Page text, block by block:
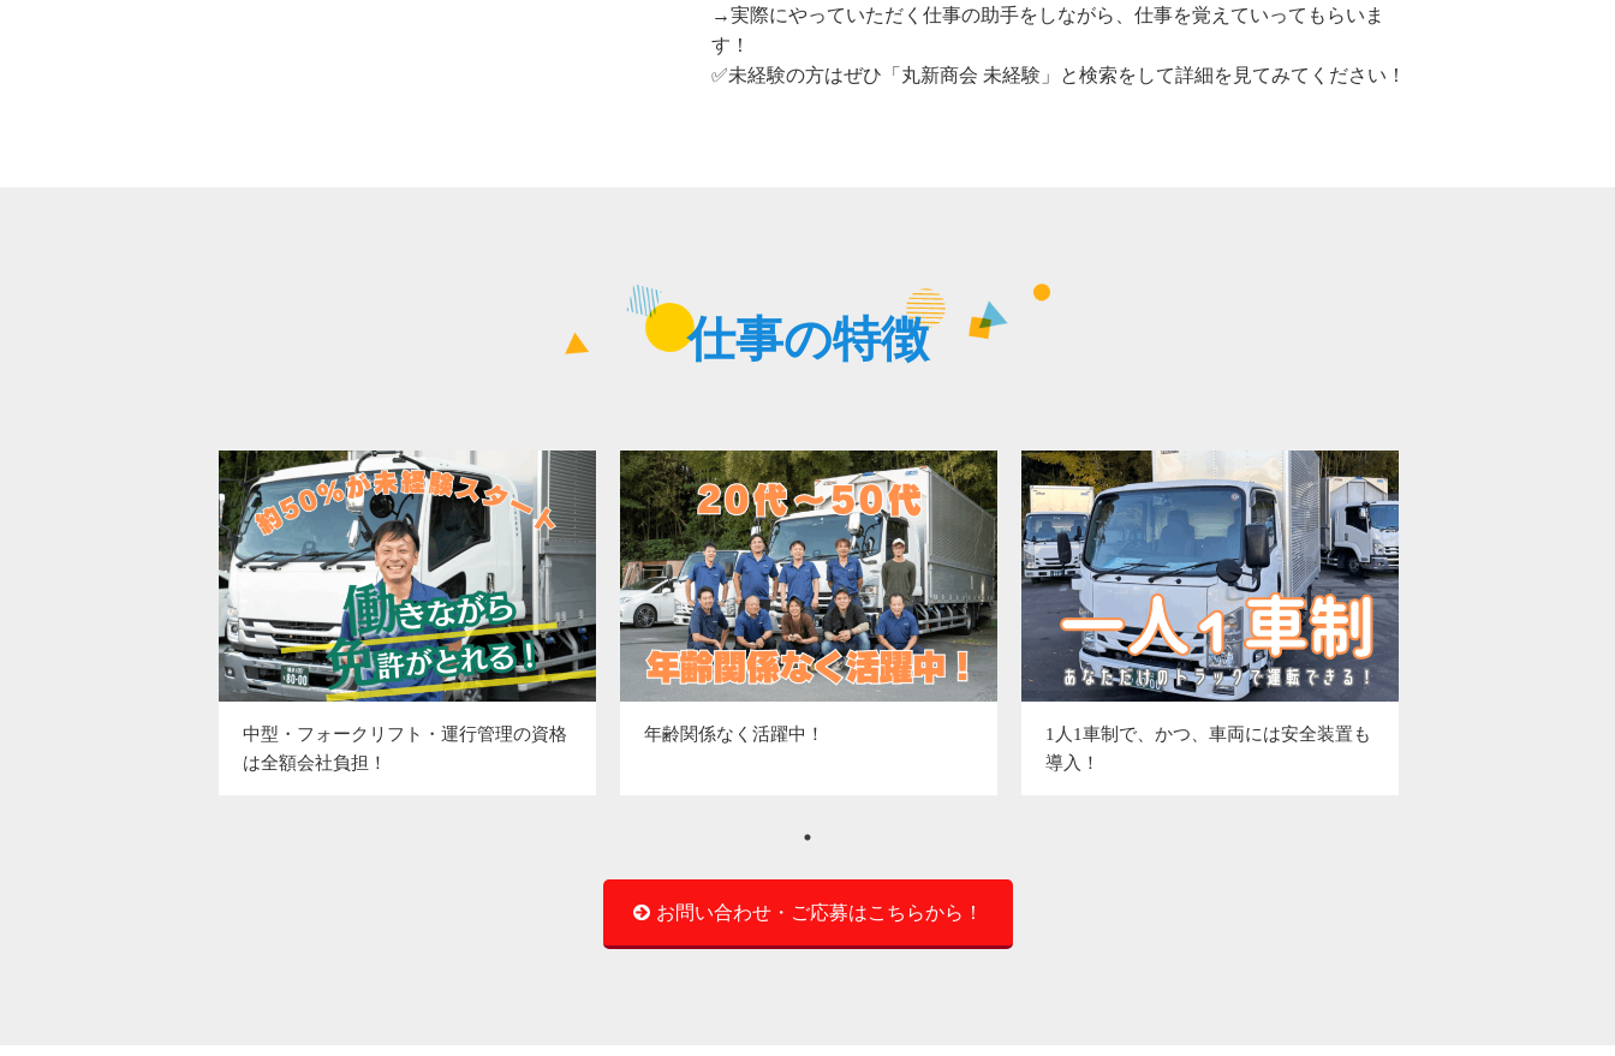
→実際にやっていただく仕事の助手をしながら、仕事を覚えていってもらいま
す！
✅未経験の方はぜひ「丸新商会 未経験」と検索をして詳細を見てみてください！
仕事の特徴
中型・フォークリフト・運行管理の資格
は全額会社負担！
年齢関係なく活躍中！
1人1車制で、かつ、車両には安全装置も
導入！
お問い合わせ・ご応募はこちらから！